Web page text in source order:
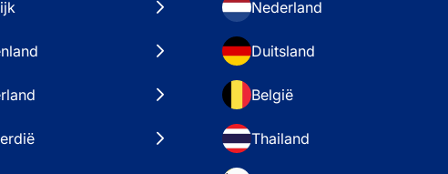
Nederland
Duitsland
België
Thailand